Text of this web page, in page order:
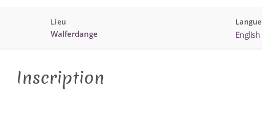
Lieu
Walferdange
Langue
English
Inscription